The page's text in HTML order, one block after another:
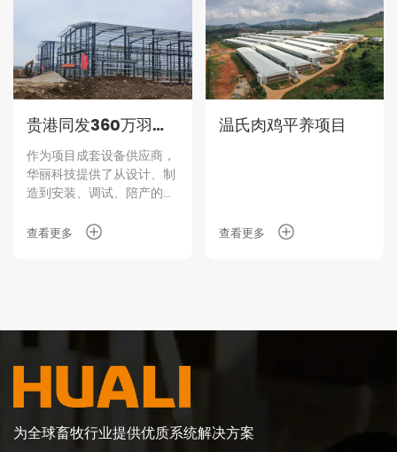
贵港同发360万羽智
能养殖项目
作为项目成套设备供应商，
华丽科技提供了从设计、制
造到安装、调试、陪产的一
查看更多
温氏肉鸡平养项目
查看更多
为全球畜牧行业提供优质系统解决方案